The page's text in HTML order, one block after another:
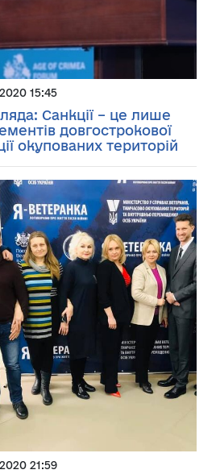
15:45
Санкції – це лише
довгострокової
окупованих територій
21:59